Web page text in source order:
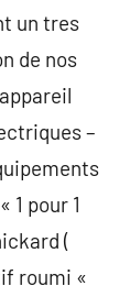
un tres
de nos
–
1 pour 1
(
roumi «